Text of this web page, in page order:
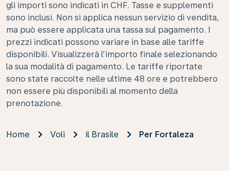
gli importi sono indicati in CHF. Tasse e supplementi
sono inclusi. Non si applica nessun servizio di vendita,
ma può essere applicata una tassa sul pagamento. I
prezzi indicati possono variare in base alle tariffe
disponibili. Visualizzerà l’importo finale selezionando
la sua modalità di pagamento. Le tariffe riportate
sono state raccolte nelle ultime 48 ore e potrebbero
non essere più disponibili al momento della
prenotazione.
Home Voli il Brasile Per Fortaleza